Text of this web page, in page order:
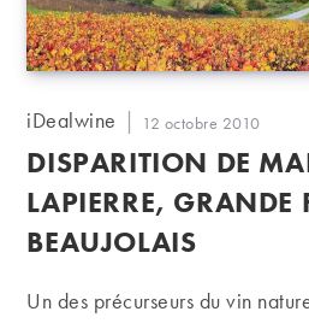
Auteur/autrice
la
publication :
iDealwine
Publication
publiée :
12 octobre 2010
DISPARITION DE
LAPIERRE, GRANDE
BEAUJOLAIS
Un des précurseurs du vin